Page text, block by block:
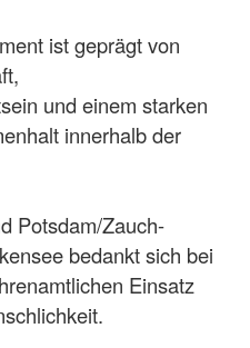
ist geprägt von
und einem starken
innerhalb der
Potsdam/Zauch-
bedankt sich bei
Einsatz